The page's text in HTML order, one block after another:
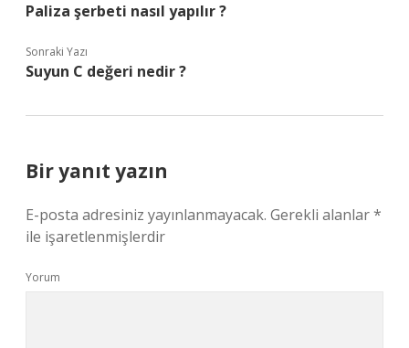
Paliza şerbeti nasıl yapılır ?
Sonraki Yazı
Suyun C değeri nedir ?
Bir yanıt yazın
E-posta adresiniz yayınlanmayacak. Gerekli alanlar*
ile işaretlenmişlerdir
Yorum